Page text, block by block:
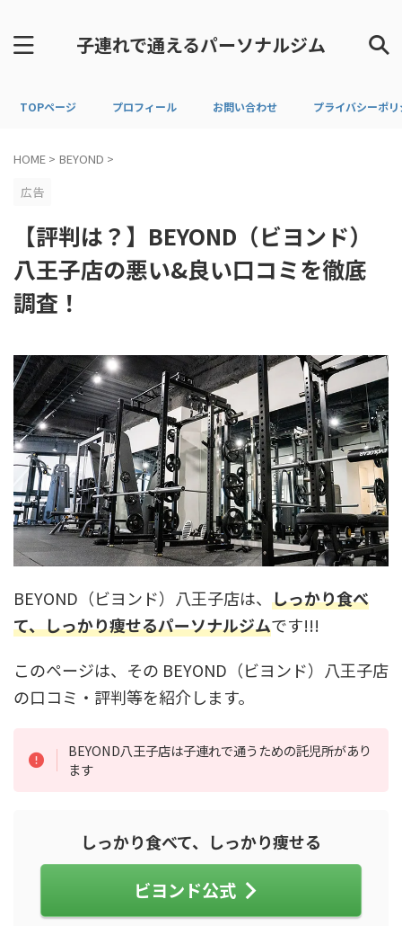
子連れで通えるパーソナルジム
TOPページ プロフィール お問い合わせ プライバシーポ
HOME > BEYOND >
広告
【評判は？】BEYOND（ビヨンド）
八王子店の悪い&良い口コミを徹底
調査！
BEYOND（ビヨンド）八王子店は、 しっかり食べ
て、しっかり痩せるパーソナルジムです!!!
このページは、その BEYOND（ビヨンド）八王子店
の口コミ・評判等を紹介します。
BEYOND八王子店は子連れで通うための託児所があり
ます
しっかり食べて、しっかり痩せる
ビヨンド公式